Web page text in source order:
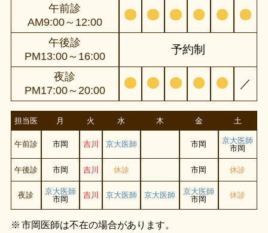
午前診
AM9:00～12:00
午後診
PM13:00～16:00
予約制
夜診
PM17:00～20:00
／
担当医 月 火 水 木 金 土
午前診 市岡 吉川 京大医師 市岡
京大医師
市岡
午後診 市岡 吉川 休診 市岡 休診
夜診
京大医師
市岡
吉川 京大医師 京大医師
京大医師
市岡
休診
市岡医師は不在の場合があります。